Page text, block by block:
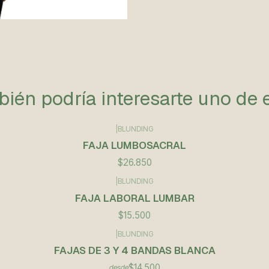
podría interesarte uno de
BLUNDING
FAJA LUMBOSACRAL
$26.850
BLUNDING
FAJA LABORAL LUMBAR
$15.500
BLUNDING
FAJAS DE 3 Y 4 BANDAS BLANCA